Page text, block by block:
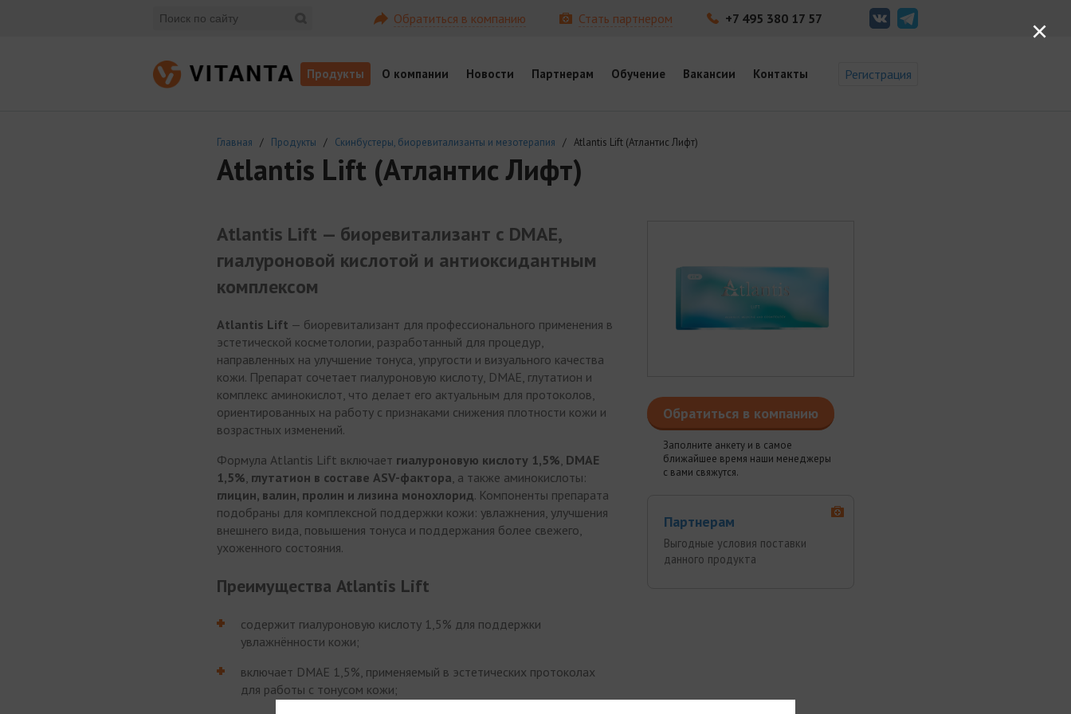
Обратиться в компанию Стать партнером +7 495 380 17 57
Продукты О компании Новости Партнерам Обучение Вакансии Контакты Регистрация
Главная / Продукты / Скинбустеры, биоревитализанты и мезотерапия / Atlantis Lift (Атлантис Лифт)
Atlantis Lift (Атлантис Лифт)
Обратиться в компанию
Заполните анкету и в самое
ближайшее время наши менеджеры
с вами свяжутся.
Партнерам
Выгодные условия поставки
данного продукта
Atlantis Lift — биоревитализант с DMAE,
гиалуроновой кислотой и антиоксидантным
комплексом
Atlantis Lift — биоревитализант для профессионального применения в
эстетической косметологии, разработанный для процедур,
направленных на улучшение тонуса, упругости и визуального качества
кожи. Препарат сочетает гиалуроновую кислоту, DMAE, глутатион и
комплекс аминокислот, что делает его актуальным для протоколов,
ориентированных на работу с признаками снижения плотности кожи и
возрастных изменений.
Формула Atlantis Lift включает гиалуроновую кислоту 1,5%, DMAE
1,5%, глутатион в составе ASV-фактора, а также аминокислоты:
глицин, валин, пролин и лизина монохлорид. Компоненты препарата
подобраны для комплексной поддержки кожи: увлажнения, улучшения
внешнего вида, повышения тонуса и поддержания более свежего,
ухоженного состояния.
Преимущества Atlantis Lift
содержит гиалуроновую кислоту 1,5% для поддержки
увлажнённости кожи;
включает DMAE 1,5%, применяемый в эстетических протоколах
для работы с тонусом кожи;
×